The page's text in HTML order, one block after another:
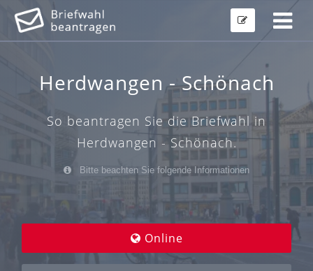
Herdwangen - Schönach
So beantragen Sie die Briefwahl in
Herdwangen - Schönach.
Bitte beachten Sie folgende Informationen
Online